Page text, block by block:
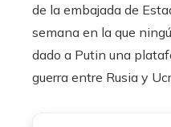
de la embajada de
semana en la que
dado a Putin una
guerra entre Rusia y